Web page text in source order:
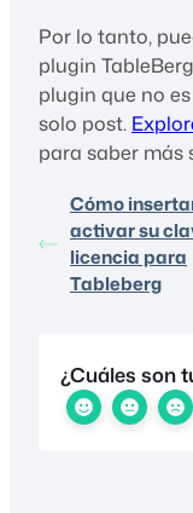
Por lo tanto,
plugin
plugin que no
solo post.
para saber más
Cómo
activar su
licencia para
Tableberg
¿Cuáles son